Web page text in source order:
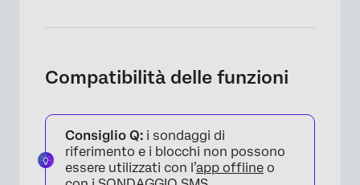
Compatibilità delle funzioni
Consiglio Q: i sondaggi di
riferimento e i blocchi non possono
essere utilizzati con l’app offline o